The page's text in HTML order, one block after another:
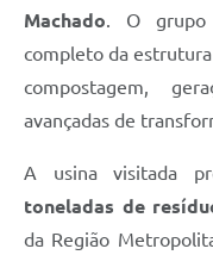
Machado. O grupo
completo da
compostagem,
avançadas de
A usina visitada
toneladas de
da Região